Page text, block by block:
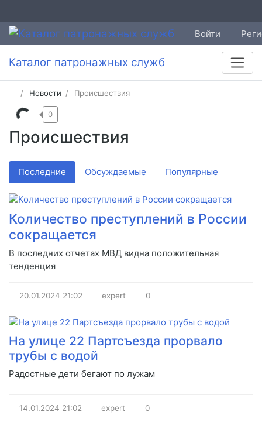
Войти
Каталог патронажных служб
Новости Происшествия
Происшествия
0
Последние Обсуждаемые Популярные
Количество преступлений в России
сокращается
В последних отчетах МВД видна положительная
тенденция
20.01.2024 21:02 expert 0
На улице 22 Партсъезда прорвало
трубы с водой
Радостные дети бегают по лужам
14.01.2024 21:02 expert 0